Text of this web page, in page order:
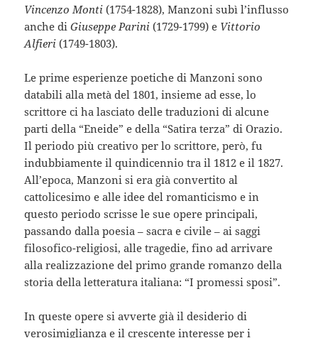
Vincenzo Monti (1754-1828), Manzoni subì l’influsso
anche diGiuseppe Parini (1729-1799) e Vittorio
Alfieri (1749-1803).
Le prime esperienze poetiche di Manzoni sono
databili alla metà del 1801, insieme ad esse, lo
scrittore ci ha lasciato delle traduzioni di alcune
parti della “Eneide” e della “Satira terza” di Orazio.
Il periodo più creativo per lo scrittore, però, fu
indubbiamente il quindicennio tra il 1812 e il 1827.
All’epoca, Manzoni si era già convertito al
cattolicesimo e alle idee del romanticismo e in
questo periodo scrisse le sue opere principali,
passando dalla poesia – sacra e civile – ai saggi
filosofico-religiosi, alle tragedie, fino ad arrivare
alla realizzazione del primo grande romanzo della
storia della letteratura italiana: “I promessi sposi”.
In queste opere si avverte già il desiderio di
verosimiglianza e il crescente interesse per i